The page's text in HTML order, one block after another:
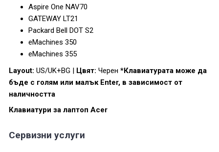
Aspire One NAV70
GATEWAY LT21
Packard Bell DOT S2
eMachines 350
eMachines 355
Layout: US/UK+BG | Цвят: Черен *Клавиатурата може да
бъде с голям или малък Enter, в зависимост от
наличността
Клавиатури за лаптоп Acer
Сервизни услуги